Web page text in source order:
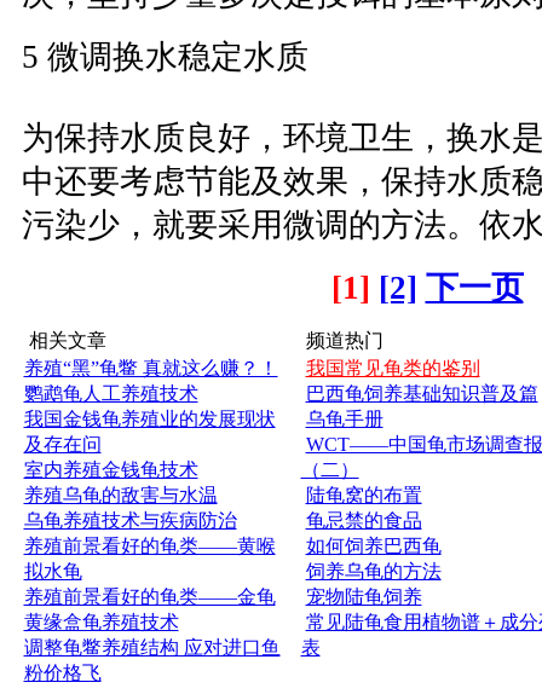
5 微调换水稳定水质
为保持水质良好，环境卫生，换水
中还要考虑节能及效果，保持水质
污染少，就要采用微调的方法。依
[1] [2] 下一页
相关文章
养殖“黑”龟鳖 真就这么赚？！
鹦鹉龟人工养殖技术
我国金钱龟养殖业的发展现状
及存在问
室内养殖金钱龟技术
养殖乌龟的敌害与水温
乌龟养殖技术与疾病防治
养殖前景看好的龟类——黄喉
拟水龟
养殖前景看好的龟类——金龟
黄缘盒龟养殖技术
调整龟鳖养殖结构 应对进口鱼
粉价格飞
频道热门
我国常见龟类的鉴别
巴西龟饲养基础知识普及篇
乌龟手册
WCT——中国龟市场调查
（二）
陆龟窝的布置
龟忌禁的食品
如何饲养巴西龟
饲养乌龟的方法
宠物陆龟饲养
常见陆龟食用植物谱＋成分
表